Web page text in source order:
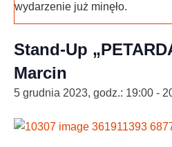
wydarzenie już minęło.
Stand-Up
Marcin
5 grudnia 2023, godz.: 19:00 -